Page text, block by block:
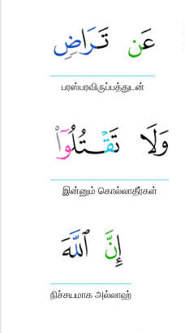
பரஸ்பரவிருப்பத்துடன்
இன்னும் கொல்லாதீர்கள்
நிச்சயமாக அல்லாஹ்